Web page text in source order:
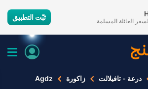
العائلة المسلمة ثبّت التطبيق
درعة - تافيلالت زاكورة Agdz